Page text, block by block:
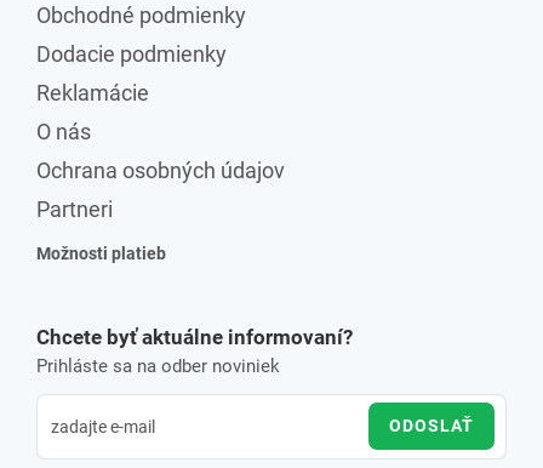
Obchodné podmienky
Dodacie podmienky
Reklamácie
O nás
Ochrana osobných údajov
Partneri
Možnosti platieb
Chcete byť aktuálne informovaní?
Prihláste sa na odber noviniek
ODOSLAŤ